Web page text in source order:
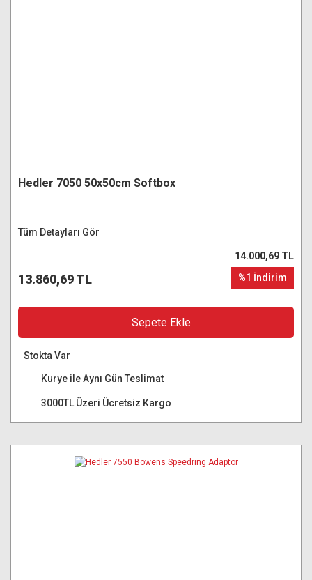
Hedler 7050 50x50cm Softbox
Tüm Detayları Gör
13.860,69 TL
14.000,69 TL
%1 İndirim
Sepete Ekle
Stokta Var
Kurye ile Aynı Gün Teslimat
3000TL Üzeri Ücretsiz Kargo